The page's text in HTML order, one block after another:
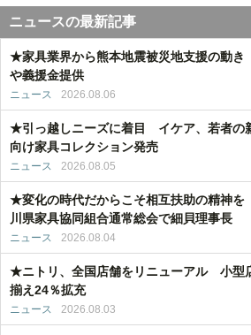
ニュースの最新記事
★家具業界から熊本地震被災地支援の動
や義援金提供
ニュース 2026.08.06
★引っ越しニーズに着目 イケア、若者の
向け家具コレクション発売
ニュース 2026.08.05
★変化の時代だからこそ相互扶助の精神
川県家具協同組合通常総会で細貝理事長
ニュース 2026.08.04
★ニトリ、全国店舗をリニューアル 小型
揃え24％拡充
ニュース 2026.08.03